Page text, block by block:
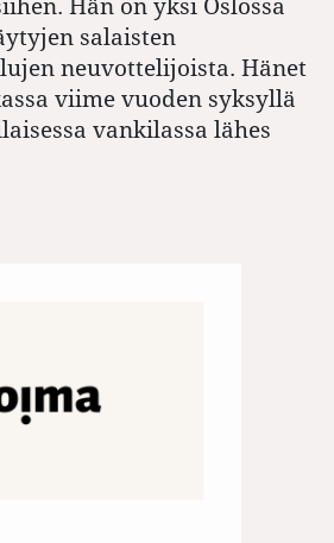
salaisten
neuvottelijoista. Hänet
viime vuoden syksyllä
vankilassa lähes